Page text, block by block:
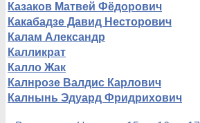
Казаков Матвей Фёдорович
Какабадзе Давид Несторович
Калам Александр
Калликрат
Калло Жак
Калнрозе Валдис Карлович
Калнынь Эдуард Фридрихович